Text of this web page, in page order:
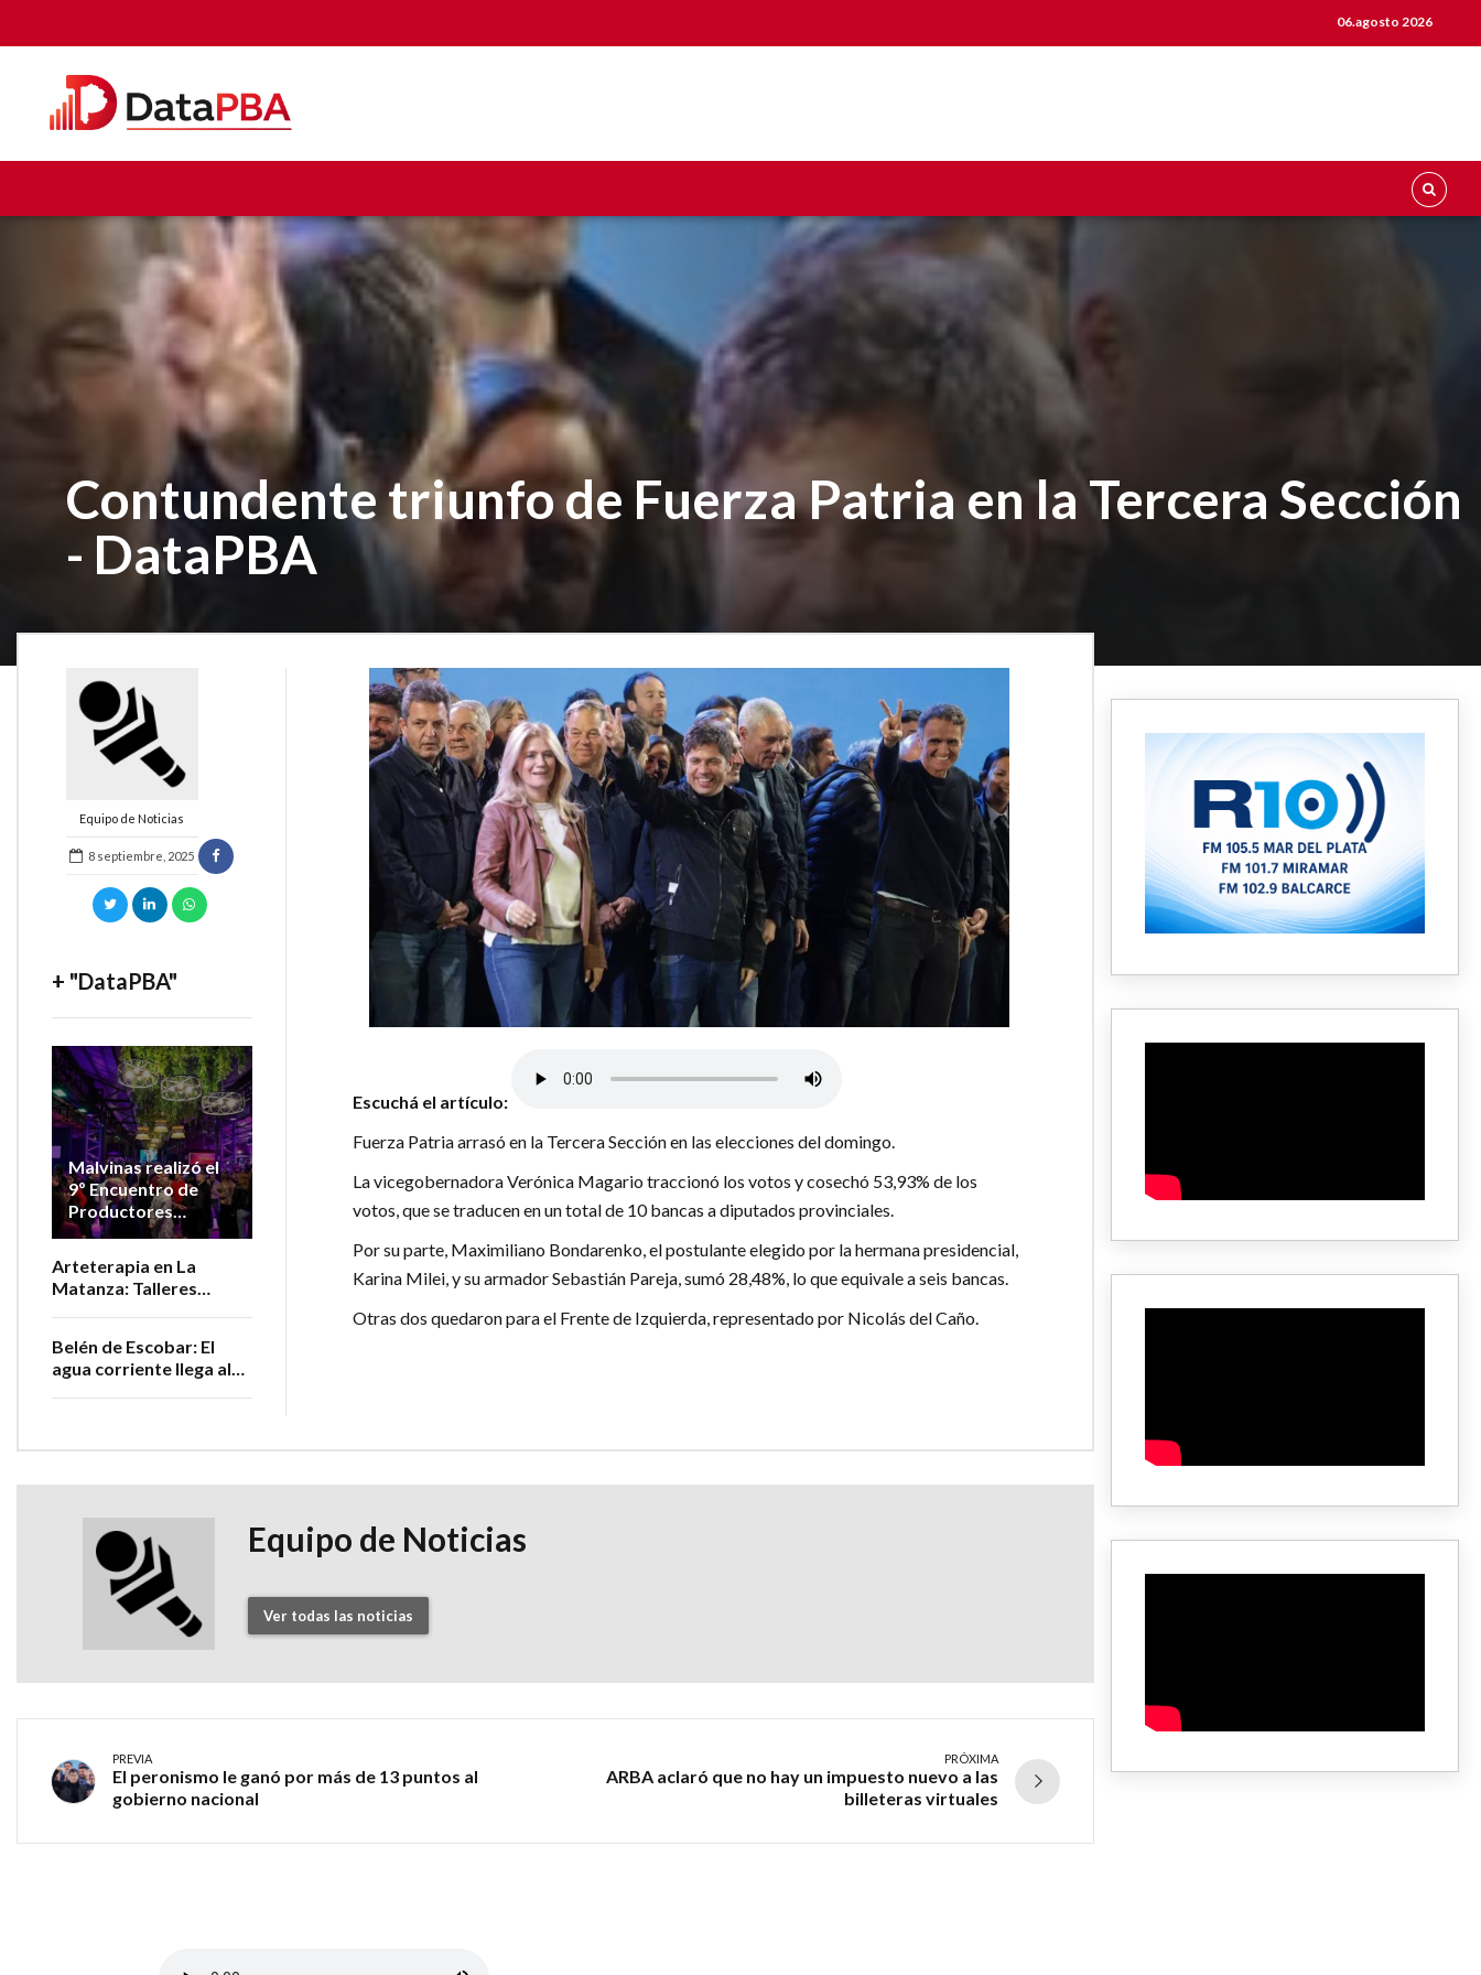
06.agosto 2026
Contundente triunfo de Fuerza Patria en la Tercera Sección
- DataPBA
Equipo de Noticias
8 septiembre, 2025
+ "DataPBA"
Malvinas realizó el
9º Encuentro de
Productores
Vitivinícolas de la
Arteterapia en La
Matanza: Talleres
Belén de Escobar: El
agua corriente llega al
Escuchá el artículo:
Fuerza Patria arrasó en la Tercera Sección en las elecciones del domingo.
La vicegobernadora Verónica Magario traccionó los votos y cosechó 53,93% de los
votos, que se traducen en un total de 10 bancas a diputados provinciales.
Por su parte, Maximiliano Bondarenko, el postulante elegido por la hermana presidencial,
Karina Milei, y su armador Sebastián Pareja, sumó 28,48%, lo que equivale a seis bancas.
Otras dos quedaron para el Frente de Izquierda, representado por Nicolás del Caño.
Equipo de Noticias
Ver todas las noticias
PREVIA
El peronismo le ganó por más de 13 puntos al
gobierno nacional
PRÓXIMA
ARBA aclaró que no hay un impuesto nuevo a las
billeteras virtuales